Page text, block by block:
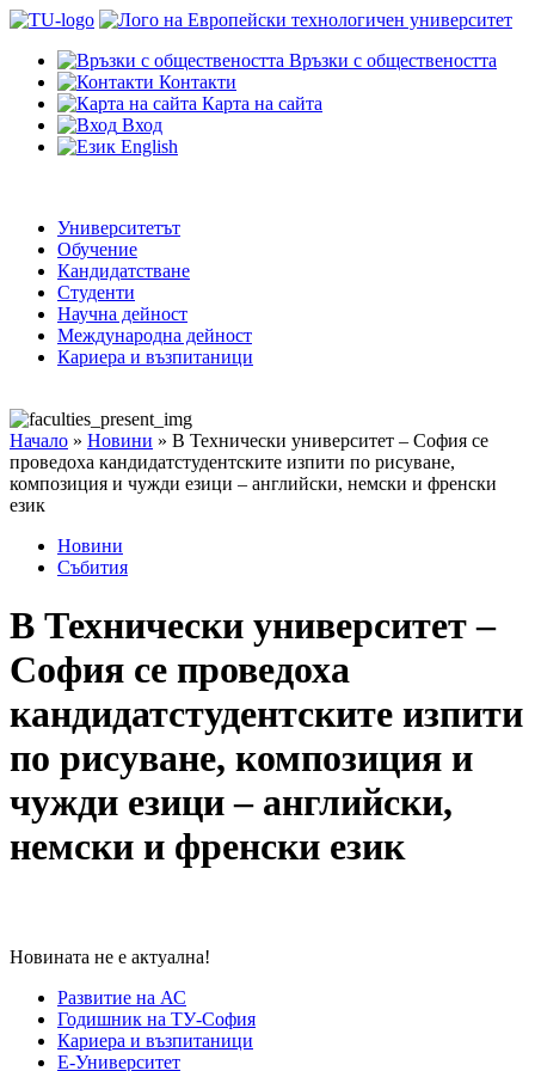
Връзки с обществеността
Контакти
Карта на сайта
Вход
English
Университетът
Обучение
Кандидатстване
Студенти
Научна дейност
Международна дейност
Кариера и възпитаници
Начало » Новини » В Технически университет – София се
проведоха кандидатстудентските изпити по рисуване,
композиция и чужди езици – английски, немски и френски
език
Новини
Събития
В Технически университет –
София се проведоха
кандидатстудентските изпити
по рисуване, композиция и
чужди езици – английски,
немски и френски език
Новината не е актуална!
Развитие на АС
Годишник на ТУ-София
Кариера и възпитаници
Е-Университет